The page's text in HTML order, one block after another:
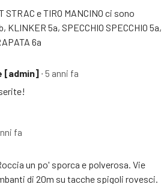
STRAC e TIRO MANCINO ci sono
KLINKER 5a, SPECCHIO SPECCHIO 5a,
6a
[admin] ∙ 5 anni fa
fa
un po' sporca e polverosa. Vie
di 20m su tacche spigoli rovesci.